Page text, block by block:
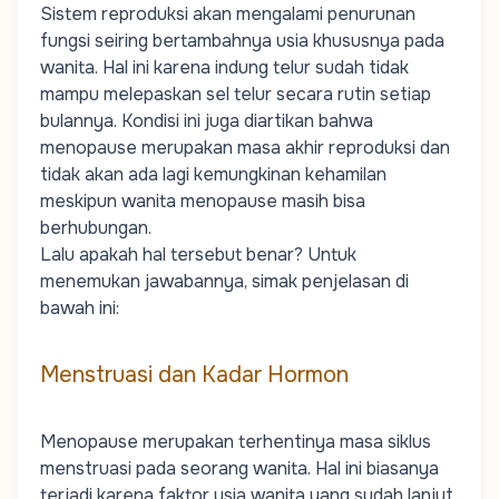
Sistem reproduksi akan mengalami penurunan
fungsi seiring bertambahnya usia khususnya pada
wanita. Hal ini karena indung telur sudah tidak
mampu melepaskan sel telur secara rutin setiap
bulannya. Kondisi ini juga diartikan bahwa
menopause merupakan masa akhir reproduksi dan
tidak akan ada lagi kemungkinan kehamilan
meskipun wanita menopause masih bisa
berhubungan.
Lalu apakah hal tersebut benar? Untuk
menemukan jawabannya, simak penjelasan di
bawah ini:
Menstruasi dan Kadar Hormon
Menopause merupakan terhentinya masa siklus
menstruasi pada seorang wanita. Hal ini biasanya